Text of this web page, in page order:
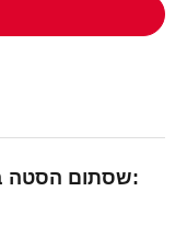
שסתום הסטה בקרת שירותים לתמונות אמבטיה: